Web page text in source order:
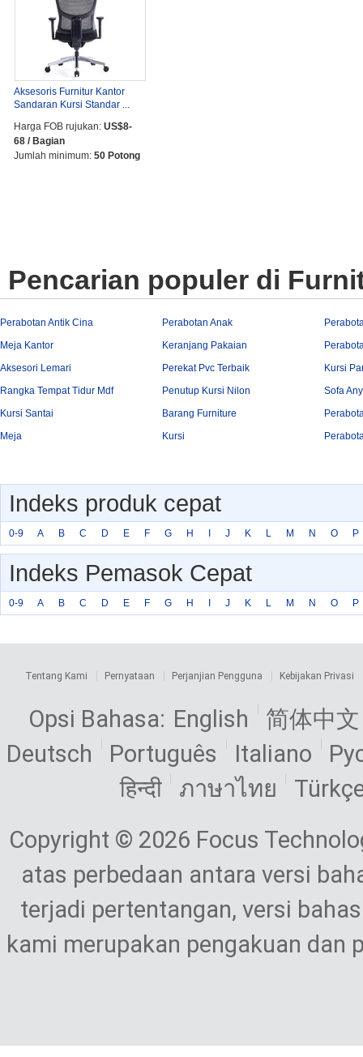
Aksesoris Furnitur Kantor
Sandaran Kursi Standar ...
Harga FOB rujukan: US$8-
68 / Bagian
Jumlah minimum: 50 Potong
Pencarian populer di
Perabotan Antik Cina Perabotan Anak
Meja Kantor
Keranjang Pakaian
Aksesori Lemari
Perekat Pvc Terbaik
Kursi
Rangka Tempat Tidur Mdf
Penutup Kursi Nilon
Sofa
Kursi Santai
Barang Furniture
Meja
Kursi
Indeks produk cepat
0-9 A B C D E F G H J K L M N O P
Indeks Pemasok Cepat
0-9 A B C D E F G H J K L M N O P
Tentang Kami Pernyataan Perjanjian Pengguna Kebijakan Privasi
Opsi Bahasa: English
简体中文
Deutsch
Português Italiano
हिन्दी
ภาษาไทย
Copyright © 2026 Focus
atas perbedaan antara versi
terjadi pertentangan, versi
kami merupakan pengakuan dan